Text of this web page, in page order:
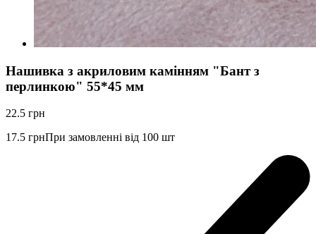
Нашивка з акриловим камінням "Бант з
перлинкою" 55*45 мм
22.5 грн
17.5 грнПри замовленні від 100 шт